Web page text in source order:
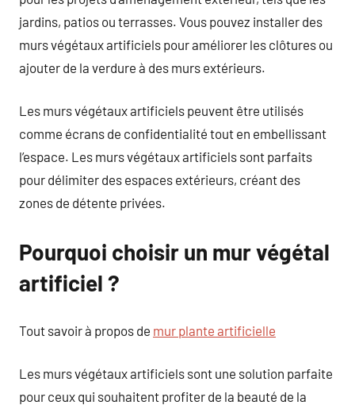
jardins, patios ou terrasses. Vous pouvez installer des
murs végétaux artificiels pour améliorer les clôtures ou
ajouter de la verdure à des murs extérieurs.
Les murs végétaux artificiels peuvent être utilisés
comme écrans de confidentialité tout en embellissant
l’espace. Les murs végétaux artificiels sont parfaits
pour délimiter des espaces extérieurs, créant des
zones de détente privées.
Pourquoi choisir un mur végétal
artificiel ?
Tout savoir à propos de mur plante artificielle
Les murs végétaux artificiels sont une solution parfaite
pour ceux qui souhaitent profiter de la beauté de la